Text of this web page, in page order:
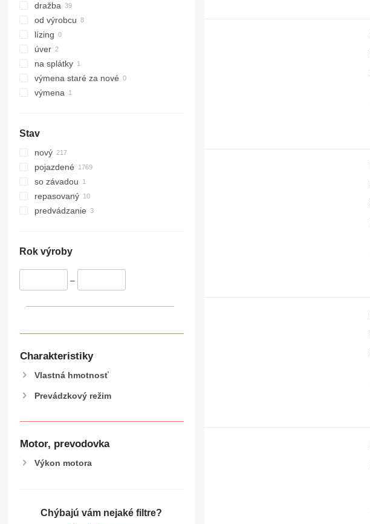
dražba
od výrobcu
lízing
úver
na splátky
výmena staré za nové
výmena
Stav
nový
pojazdené
so závadou
repasovaný
predvádzanie
Rok výroby
–
Charakteristiky
Vlastná hmotnosť
Prevádzkový režim
Motor, prevodovka
Výkon motora
Chýbajú vám nejaké filtre?